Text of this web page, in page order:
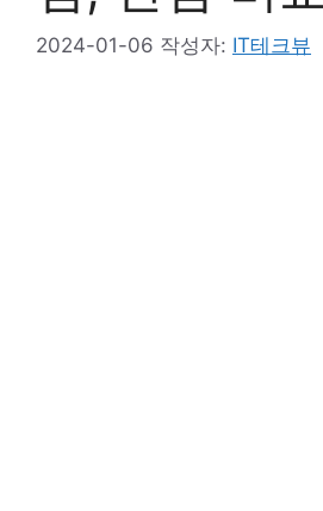
2024-01-06 작성자: IT테크뷰